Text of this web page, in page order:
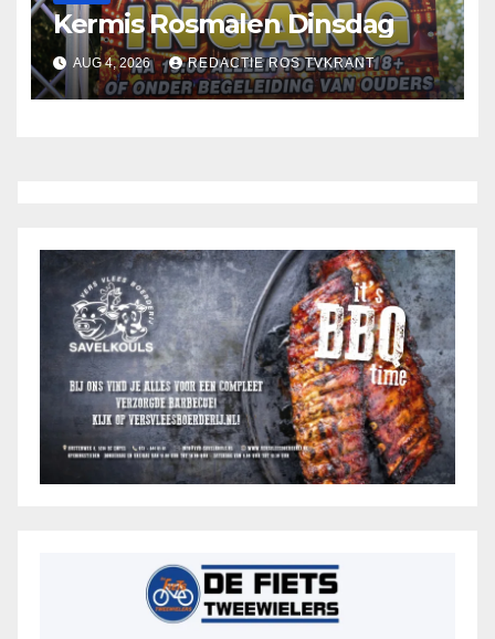
Kermis Rosmalen Dinsdag
AUG 4, 2026 REDACTIE ROS TVKRANT